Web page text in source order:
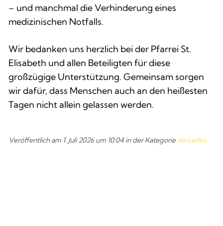
– und manchmal die Verhinderung eines
medizinischen Notfalls.
Wir bedanken uns herzlich bei der Pfarrei St.
Elisabeth und allen Beteiligten für diese
großzügige Unterstützung. Gemeinsam sorgen
wir dafür, dass Menschen auch an den heißesten
Tagen nicht allein gelassen werden.
Veröffentlich am 1. Juli 2026 um 10:04 in der Kategorie Aktuelles